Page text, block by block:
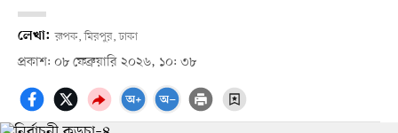
লেখা: রূপক, মিরপুর, ঢাকা
প্রকাশ: ০৮ ফেব্রুয়ারি ২০২৬, ১০: ৩৮